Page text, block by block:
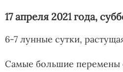
17 апреля 2021 года,
6-7 лунные сутки,
Самые большие перемены